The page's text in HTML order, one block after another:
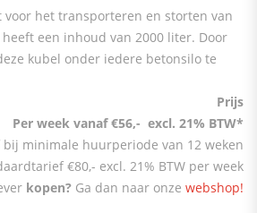
voor het transporteren en storten van
een inhoud van 2000 liter. Door
kubel onder iedere betonsilo te
Prijs
Per week vanaf €56,- excl. 21% BTW*
minimale huurperiode van 12 weken
€80,- excl. 21% BTW per week
kopen? Ga dan naar onze webshop!